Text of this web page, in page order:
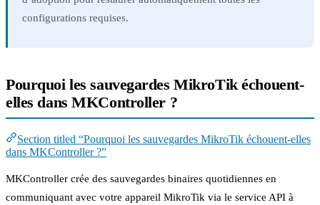
configurations requises.
Pourquoi les sauvegardes MikroTik échouent-
elles dans MKController ?
Section titled “Pourquoi les sauvegardes MikroTik échouent-elles
dans MKController ?”
MKController crée des sauvegardes binaires quotidiennes en
communiquant avec votre appareil MikroTik via le service API à